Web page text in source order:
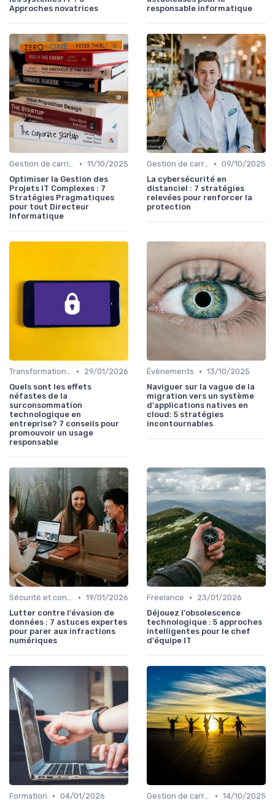
Approches novatrices
responsable informatique
Gestion de carrière • 11/10/2025
Optimiser la Gestion des
Projets IT Complexes : 7
Stratégies Pragmatiques
pour tout Directeur
Informatique
Gestion de carrière • 09/10/2025
La cybersécurité en
distanciel : 7 stratégies
relevées pour renforcer la
protection
Transformation digitale •
29/01/2026
Quels sont les effets
néfastes de la
surconsommation
technologique en
entreprise? 7 conseils pour
promouvoir un usage
responsable
Évènements • 13/10/2025
Naviguer sur la vague de la
migration vers un système
d'applications natives en
cloud: 5 stratégies
incontournables
Sécurité et conformité • 19/01/2026
Lutter contre l'évasion de
données : 7 astuces expertes
pour parer aux infractions
numériques
Freelance •
23/01/2026
Déjouez l'obsolescence
technologique : 5 approches
intelligentes pour le chef
d'équipe IT
Formation • 04/01/2026
Gestion de carrière • 14/10/2025